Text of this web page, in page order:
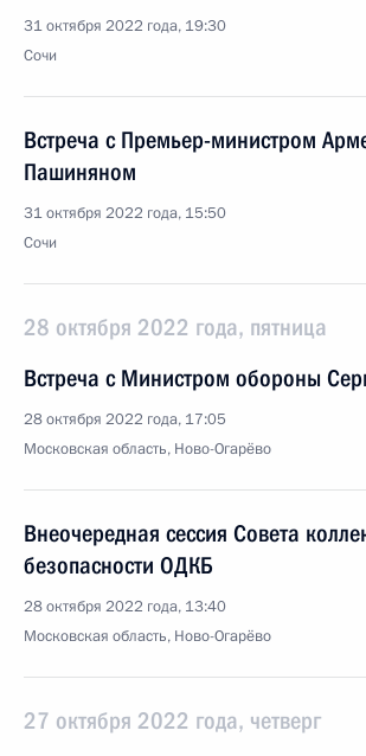
31 октября 2022 года, 19:30
Сочи
Встреча с Премьер-министром
Пашиняном
31 октября 2022 года, 15:50
Сочи
28 октября 2022 года, пятница
Встреча с Министром обороны
28 октября 2022 года, 17:05
Московская область, Ново-Огарёво
Внеочередная сессия Совета
безопасности ОДКБ
28 октября 2022 года, 13:40
Московская область, Ново-Огарёво
27 октября 2022 года, четверг